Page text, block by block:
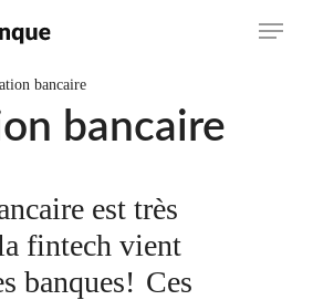
Menu
bancaire
bancaire
est très
fintech vient
banques! Ces